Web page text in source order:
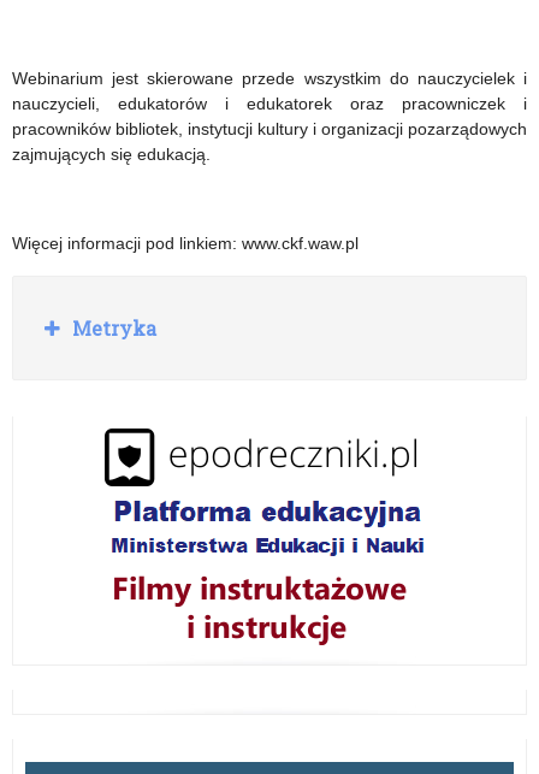
Webinarium jest skierowane przede wszystkim do nauczycielek i
nauczycieli, edukatorów i edukatorek oraz pracowniczek i
pracowników bibliotek, instytucji kultury i organizacji pozarządowych
zajmujących się edukacją.
Więcej informacji pod linkiem: www.ckf.waw.pl
zapisane”.
R
o
Metryka